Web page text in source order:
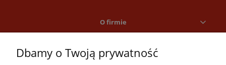
O firmie
Dbamy o Twoją prywatność